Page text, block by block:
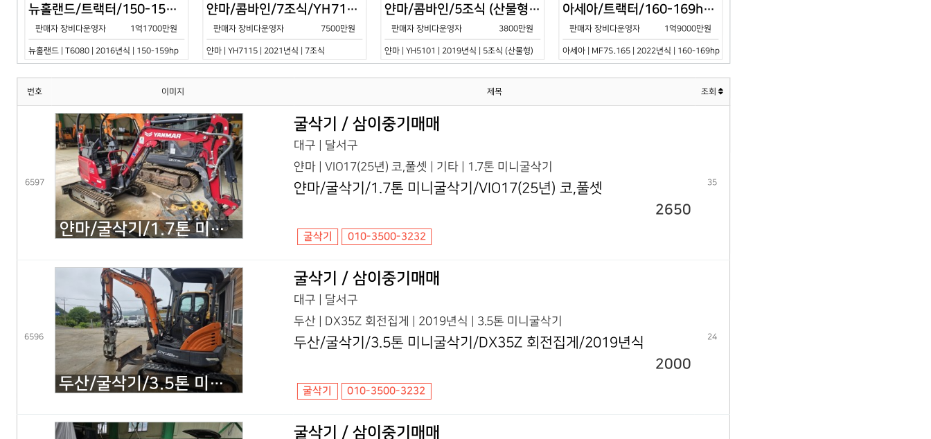
뉴홀랜드/트랙터/150-159hp/T6080/2016년식
판매자 장비다운영자 1억1700만원
뉴홀랜드 | T6080 | 2016년식 | 150-159hp
얀마/콤바인/7조식/YH7115/2021년식
판매자 장비다운영자 7500만원
얀마 | YH7115 | 2021년식 | 7조식
얀마/콤바인/5조식 (산물형)/YH5101/2019년식
판매자 장비다운영자 3800만원
얀마 | YH5101 | 2019년식 | 5조식 (산물형)
아세아/트랙터/160-169hp/MF7S.165/2023년식
판매자 장비다운영자 1억9000만원
아세아 | MF7S.165 | 2022년식 | 160-169hp
번호 이미지 제목 조회
6597
얀마/굴삭기/1.7톤 미니굴삭기/VIO17(25년) 코,풀셋
굴삭기 / 삼이중기매매
대구 | 달서구
얀마 | VIO17(25년) 코,풀셋 | 기타 | 1.7톤 미니굴삭기
얀마/굴삭기/1.7톤 미니굴삭기/VIO17(25년) 코,풀셋
2650
굴삭기 010-3500-3232
35
6596
두산/굴삭기/3.5톤 미니굴삭기/DX35Z 회전집게/2019년식
굴삭기 / 삼이중기매매
대구 | 달서구
두산 | DX35Z 회전집게 | 2019년식 | 3.5톤 미니굴삭기
두산/굴삭기/3.5톤 미니굴삭기/DX35Z 회전집게/2019년식
2000
굴삭기 010-3500-3232
24
굴삭기 / 삼이중기매매